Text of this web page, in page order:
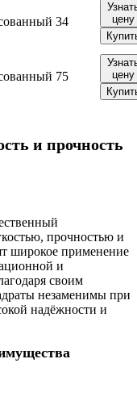
34
цену
75
цену
и прочность
прочностью и
широкое применение
и
своим
незаменимы при
надёжности и